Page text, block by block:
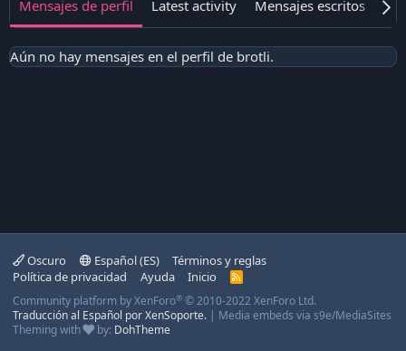
Mensajes de perfil Latest activity Mensajes escritos
Aún no hay mensajes en el perfil de brotli.
Oscuro Español (ES)
Términos y reglas
Política de privacidad
Ayuda Inicio
R
S
Community platform by XenForo® © 2010-2022 XenForo Ltd.
Traducción al Español por XenSoporte. | Media embeds via s9e/MediaSites
Theming with
by: DohTheme